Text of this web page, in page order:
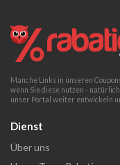
Manche Links in unseren
wenn Sie diese nutzen -
unser Portal weiter entwickeln
Dienst
Über uns